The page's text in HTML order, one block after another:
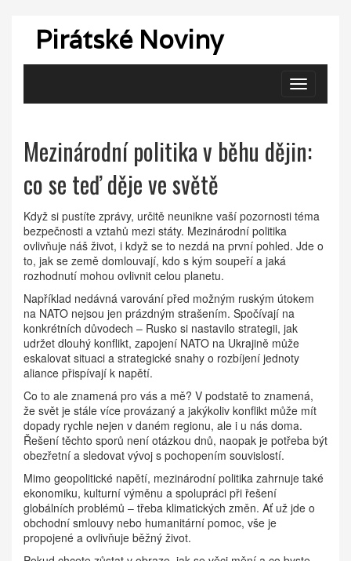
Pirátské Noviny
Zobrazit
navigaci
Mezinárodní politika v běhu dějin:
co se teď děje ve světě
Když si pustíte zprávy, určitě neunikne vaší pozornosti téma
bezpečnosti a vztahů mezi státy. Mezinárodní politika
ovlivňuje náš život, i když se to nezdá na první pohled. Jde o
to, jak se země domlouvají, kdo s kým soupeří a jaká
rozhodnutí mohou ovlivnit celou planetu.
Například nedávná varování před možným ruským útokem
na NATO nejsou jen prázdným strašením. Spočívají na
konkrétních důvodech – Rusko si nastavilo strategii, jak
udržet dlouhý konflikt, zapojení NATO na Ukrajině může
eskalovat situaci a strategické snahy o rozbíjení jednoty
aliance přispívají k napětí.
Co to ale znamená pro vás a mě? V podstatě to znamená,
že svět je stále více provázaný a jakýkoliv konflikt může mít
dopady rychle nejen v daném regionu, ale i u nás doma.
Řešení těchto sporů není otázkou dnů, naopak je potřeba být
obezřetní a sledovat vývoj s pochopením souvislostí.
Mimo geopolitické napětí, mezinárodní politika zahrnuje také
ekonomiku, kulturní výměnu a spolupráci při řešení
globálních problémů – třeba klimatických změn. Ať už jde o
obchodní smlouvy nebo humanitární pomoc, vše je
propojené a ovlivňuje běžný život.